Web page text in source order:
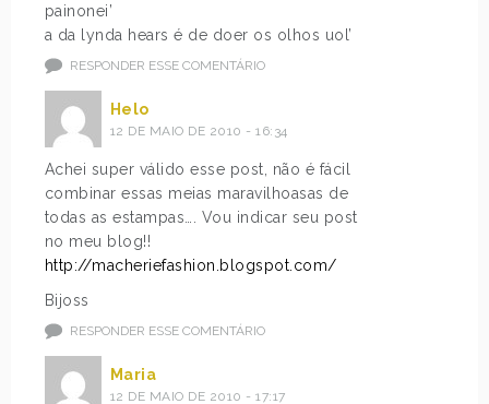
painonei’
a da lynda hears é de doer os olhos uol’
RESPONDER ESSE COMENTÁRIO
Helo
12 DE MAIO DE 2010 - 16:34
Achei super válido esse post, não é fácil
combinar essas meias maravilhoasas de
todas as estampas…. Vou indicar seu post
no meu blog!!
http://macheriefashion.blogspot.com/
Bijoss
RESPONDER ESSE COMENTÁRIO
Maria
12 DE MAIO DE 2010 - 17:17